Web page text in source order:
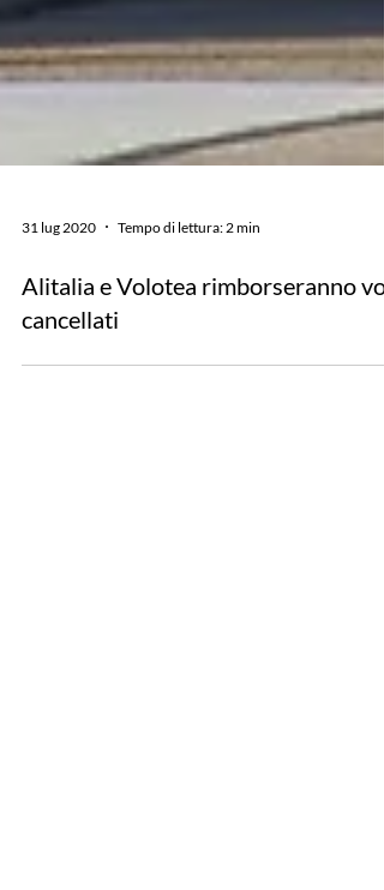
31 lug 2020 Tempo di lettura: 2 min
Alitalia e Volotea rimborseranno voli
cancellati